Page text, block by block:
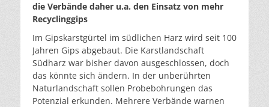
die Verbände daher u.a. den Einsatz von mehr
Recyclinggips
Im Gipskarstgürtel im südlichen Harz wird seit 100
Jahren Gips abgebaut. Die Karstlandschaft
Südharz war bisher davon ausgeschlossen, doch
das könnte sich ändern. In der unberührten
Naturlandschaft sollen Probebohrungen das
Potenzial erkunden. Mehrere Verbände warnen